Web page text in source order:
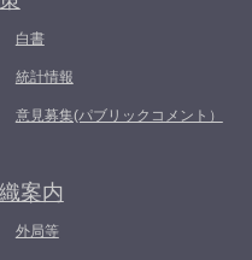
白書
統計情報
意見募集(パブリックコメント）
案内
外局等